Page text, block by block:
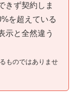
きず契約しま
を超えている
示と全然違う
ものではありませ